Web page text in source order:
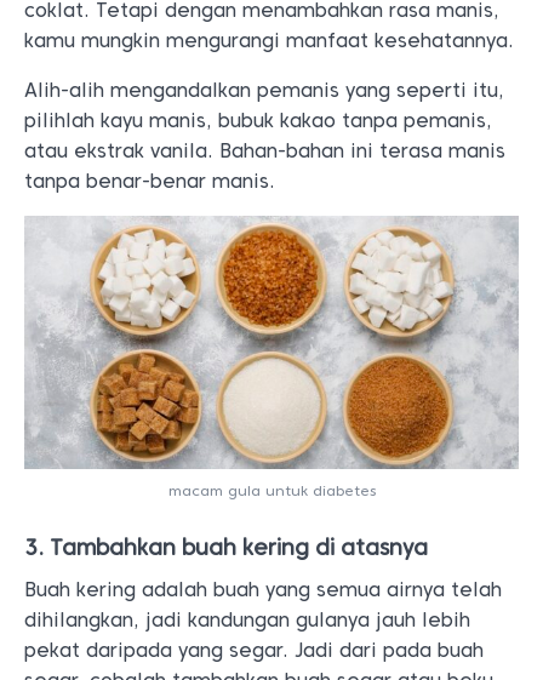
coklat. Tetapi dengan menambahkan rasa manis,
kamu mungkin mengurangi manfaat kesehatannya.
Alih-alih mengandalkan pemanis yang seperti itu,
pilihlah kayu manis, bubuk kakao tanpa pemanis,
atau ekstrak vanila. Bahan-bahan ini terasa manis
tanpa benar-benar manis.
macam gula untuk diabetes
3. Tambahkan buah kering di atasnya
Buah kering adalah buah yang semua airnya telah
dihilangkan, jadi kandungan gulanya jauh lebih
pekat daripada yang segar. Jadi dari pada buah